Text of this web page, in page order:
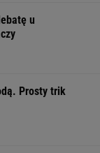
u
Prosty trik